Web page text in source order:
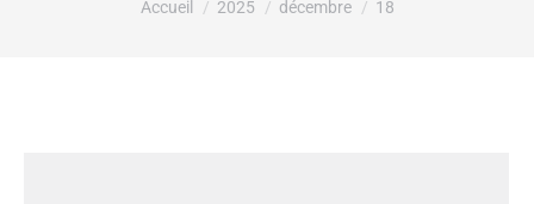
Accueil 2025 décembre 18